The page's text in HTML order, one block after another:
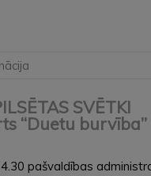
SVĒTKI
“Duetu burvība”
pašvaldības